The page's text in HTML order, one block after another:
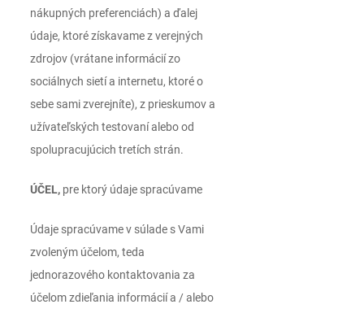
nákupných preferenciách) a ďalej
údaje, ktoré získavame z verejných
zdrojov (vrátane informácií zo
sociálnych sietí a internetu, ktoré o
sebe sami zverejníte), z prieskumov a
užívateľských testovaní alebo od
spolupracujúcich tretích strán.
ÚČEL, pre ktorý údaje spracúvame
Údaje spracúvame v súlade s Vami
zvoleným účelom, teda
jednorazového kontaktovania za
účelom zdieľania informácií a / alebo